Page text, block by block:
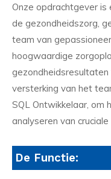
Onze opdrachtgever is
de gezondheidszorg,
team van
hoogwaardige
versterking van het
SQL Ontwikkelaar, om
analyseren van
De Functie: